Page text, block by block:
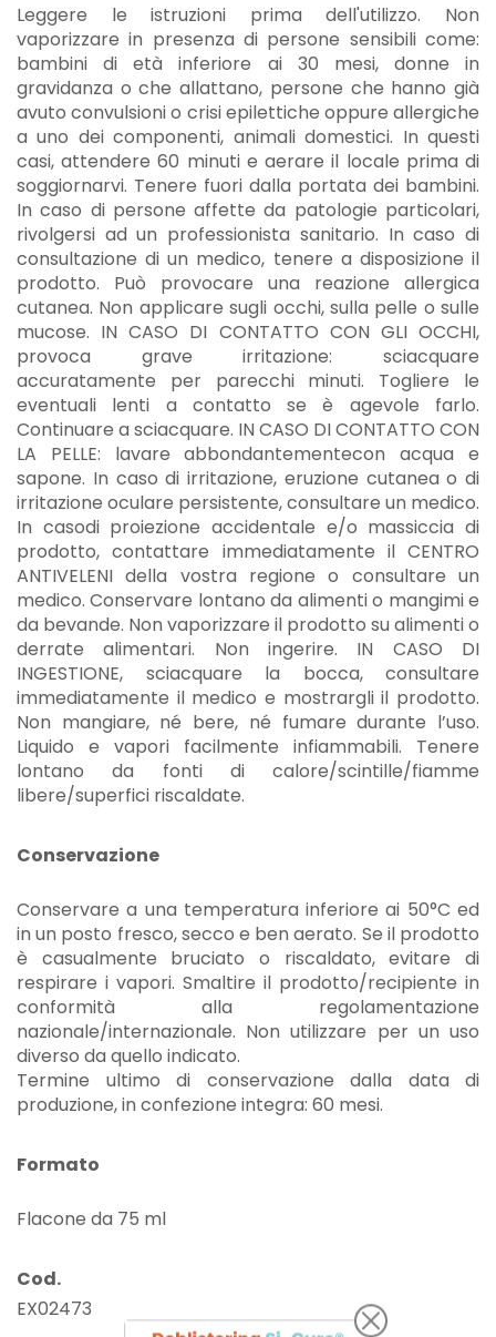
Crea lista dei desideri
Accedi
Leggere le istruzioni prima dell'utilizzo. Non
vaporizzare in presenza di persone sensibili come:
bambini di età inferiore ai 30 mesi, donne in
gravidanza o che allattano, persone che hanno già
avuto convulsioni o crisi epilettiche oppure allergiche
a uno dei componenti, animali domestici. In questi
casi, attendere 60 minuti e aerare il locale prima di
soggiornarvi. Tenere fuori dalla portata dei bambini.
In caso di persone affette da patologie particolari,
rivolgersi ad un professionista sanitario. In caso di
consultazione di un medico, tenere a disposizione il
prodotto. Può provocare una reazione allergica
cutanea. Non applicare sugli occhi, sulla pelle o sulle
mucose. IN CASO DI CONTATTO CON GLI OCCHI,
provoca grave irritazione: sciacquare
accuratamente per parecchi minuti. Togliere le
eventuali lenti a contatto se è agevole farlo.
Continuare a sciacquare. IN CASO DI CONTATTO CON
LA PELLE: lavare abbondantementecon acqua e
sapone. In caso di irritazione, eruzione cutanea o di
irritazione oculare persistente, consultare un medico.
In casodi proiezione accidentale e/o massiccia di
prodotto, contattare immediatamente il CENTRO
ANTIVELENI della vostra regione o consultare un
medico. Conservare lontano da alimenti o mangimi e
da bevande. Non vaporizzare il prodotto su alimenti o
derrate alimentari. Non ingerire. IN CASO DI
INGESTIONE, sciacquare la bocca, consultare
immediatamente il medico e mostrargli il prodotto.
Non mangiare, né bere, né fumare durante l’uso.
Liquido e vapori facilmente infiammabili. Tenere
lontano da fonti di calore/scintille/fiamme
libere/superfici riscaldate.
Conservazione
Conservare a una temperatura inferiore ai 50°C ed
in un posto fresco, secco e ben aerato. Se il prodotto
è casualmente bruciato o riscaldato, evitare di
respirare i vapori. Smaltire il prodotto/recipiente in
conformità alla regolamentazione
nazionale/internazionale. Non utilizzare per un uso
diverso da quello indicato.
Termine ultimo di conservazione dalla data di
produzione, in confezione integra: 60 mesi.
Formato
Flacone da 75 ml
Cod.
EX02473